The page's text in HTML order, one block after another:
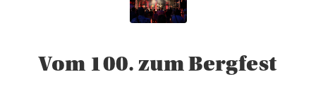
Vom 100. zum Bergfest